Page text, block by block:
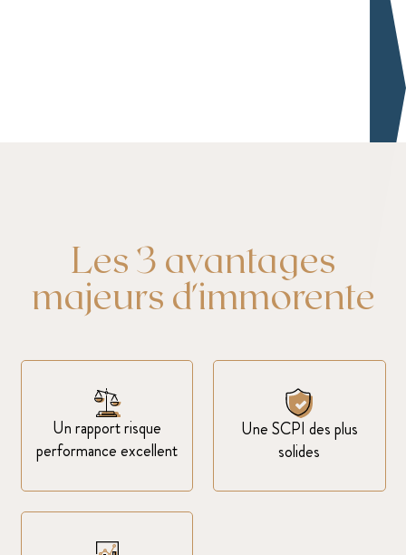
Les 3 avantages
majeurs d'immorente
Un rapport risque
performance excellent
Une SCPI des plus
solides